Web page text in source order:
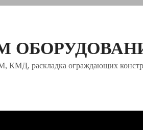
КМД, раскладка ограждающих